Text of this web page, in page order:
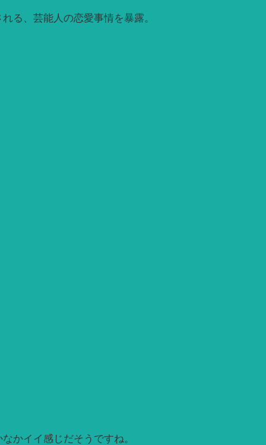
る、芸能人の恋愛事情を暴露。
かイイ感じだそうですね。